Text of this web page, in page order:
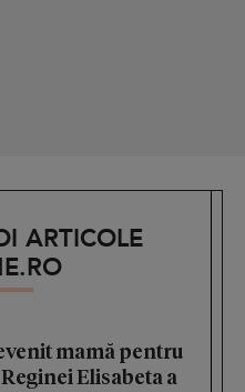
ARTICOLE
mamă pentru
Elisabeta a